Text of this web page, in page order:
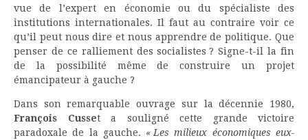
vue de l’expert en économie ou du spécialiste des
institutions internationales. Il faut au contraire voir ce
qu’il peut nous dire et nous apprendre de politique. Que
penser de ce ralliement des socialistes ? Signe-t-il la fin
de la possibilité même de construire un projet
émancipateur à gauche ?
Dans son remarquable ouvrage sur la décennie 1980,
François Cusset a souligné cette grande victoire
paradoxale de la gauche. « Les milieux économiques eux-